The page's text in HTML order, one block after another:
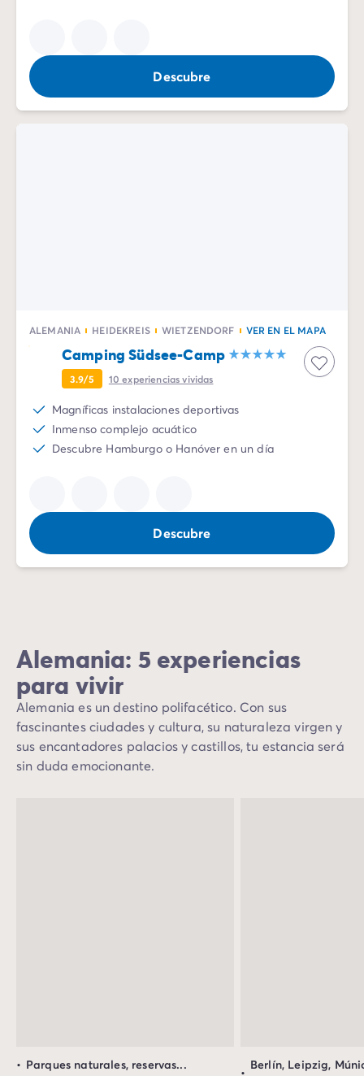
Descubre
ALEMANIA HEIDEKREIS WIETZENDORF VER EN EL MAPA
Camping Südsee-Camp
3.9/5 10experiencias vividas
Magníficas instalaciones deportivas
Inmenso complejo acuático
Descubre Hamburgo o Hanóver en un día
Descubre
Alemania: 5 experiencias
para vivir
Alemania es un destino polifacético. Con sus
fascinantes ciudades y cultura, su naturaleza virgen y
sus encantadores palacios y castillos, tu estancia será
sin duda emocionante.
Parques naturales, reservas...
Berlín, Leipzig,